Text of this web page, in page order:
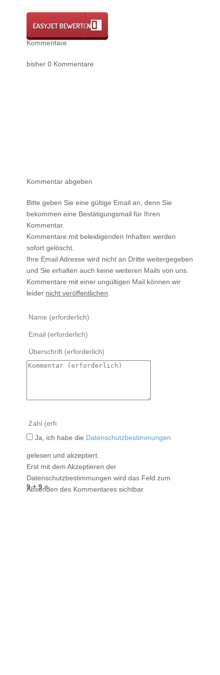
EASYJET BEWERTEN
Kommentare
bisher 0 Kommentare
Kommentar abgeben
Bitte geben Sie eine gültige Email an, denn Sie
bekommen eine Bestätigungsmail für Ihren
Kommentar.
Kommentare mit beleidigenden Inhalten werden
sofort gelöscht.
Ihre Email Adresse wird nicht an Dritte weitergegeben
und Sie erhalten auch keine weiteren Mails von uns.
Kommentare mit einer ungültigen Mail können wir
leider nicht veröffentlichen
9 + 9 =
Ja, ich habe die Datenschutzbestimmungen
gelesen und akzeptiert.
Erst mit dem Akzeptieren der
Datenschutzbestimmungen wird das Feld zum
Absenden des Kommentares sichtbar.